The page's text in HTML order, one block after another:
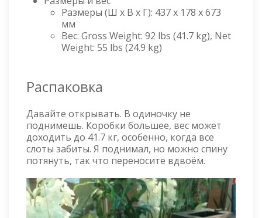
Размеры (Ш x В x Г): 437 x 178 x 673
мм
Вес: Gross Weight: 92 lbs (41.7 kg), Net
Weight: 55 lbs (24.9 kg)
Распаковка
Давайте открывать. В одиночку не
поднимешь. Коробки большее, вес может
доходить до 41.7 кг, особенно, когда все
слоты забиты. Я поднимал, но можно спину
потянуть, так что переносите вдвоём.